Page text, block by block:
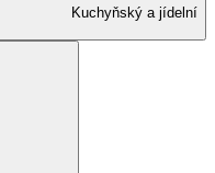
Kuchyňský a jídelní